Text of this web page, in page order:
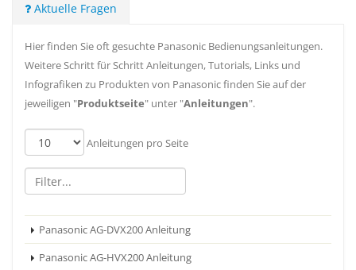
Aktuelle Fragen
Hier finden Sie oft gesuchte Panasonic Bedienungsanleitungen.
Weitere Schritt für Schritt Anleitungen, Tutorials, Links und
Infografiken zu Produkten von Panasonic finden Sie auf der
jeweiligen "Produktseite" unter "Anleitungen".
Anleitungen pro Seite
Panasonic AG-DVX200 Anleitung
Panasonic AG-HVX200 Anleitung